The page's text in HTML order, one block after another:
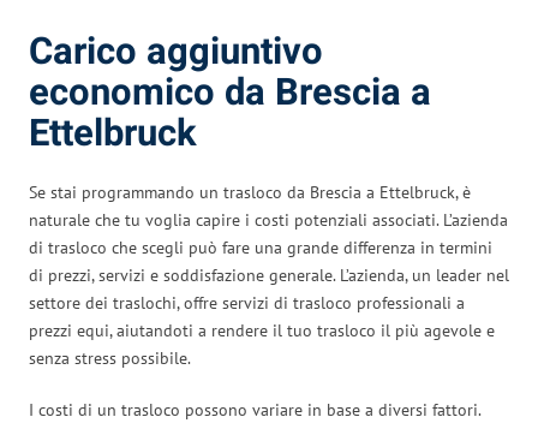
Carico aggiuntivo
economico da Brescia a
Ettelbruck
Se stai programmando un trasloco da Brescia a Ettelbruck, è
naturale che tu voglia capire i costi potenziali associati. L’azienda
di trasloco che scegli può fare una grande differenza in termini
di prezzi, servizi e soddisfazione generale. L’azienda, un leader nel
settore dei traslochi, offre servizi di trasloco professionali a
prezzi equi, aiutandoti a rendere il tuo trasloco il più agevole e
senza stress possibile.
I costi di un trasloco possono variare in base a diversi fattori.